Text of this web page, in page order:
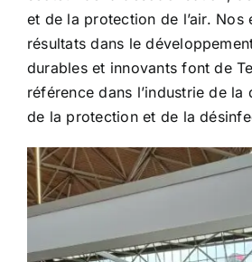
et de la protection de l’air. Nos
résultats dans le
durables et innovants font de
référence dans l’industrie de la
de la protection et de la